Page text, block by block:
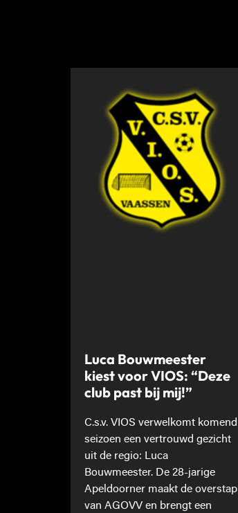
Luca Bouwmeester
kiest voor VIOS: “Deze
club past bij mij!”
C.s.v. VIOS verwelkomt komend
seizoen een vertrouwd gezicht
uit de regio: Luca
Bouwmeester. De 28-jarige
Apeldoorner maakt de overstap
van AGOVV en brengt een